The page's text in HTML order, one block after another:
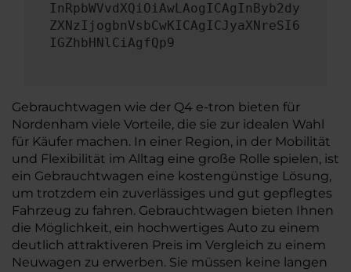
InRpbWVvdXQiOiAwLAogICAgInByb2dy
ZXNzIjogbnVsbCwKICAgICJyaXNreSI6
IGZhbHNlCiAgfQp9
Gebrauchtwagen wie der Q4 e-tron bieten für
Nordenham viele Vorteile, die sie zur idealen Wahl
für Käufer machen. In einer Region, in der Mobilität
und Flexibilität im Alltag eine große Rolle spielen, ist
ein Gebrauchtwagen eine kostengünstige Lösung,
um trotzdem ein zuverlässiges und gut gepflegtes
Fahrzeug zu fahren. Gebrauchtwagen bieten Ihnen
die Möglichkeit, ein hochwertiges Auto zu einem
deutlich attraktiveren Preis im Vergleich zu einem
Neuwagen zu erwerben. Sie müssen keine langen